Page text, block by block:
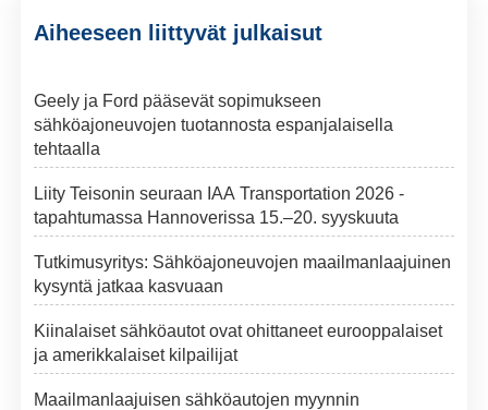
Aiheeseen liittyvät julkaisut
Geely ja Ford pääsevät sopimukseen
sähköajoneuvojen tuotannosta espanjalaisella
tehtaalla
Liity Teisonin seuraan IAA Transportation 2026 -
tapahtumassa Hannoverissa 15.–20. syyskuuta
Tutkimusyritys: Sähköajoneuvojen maailmanlaajuinen
kysyntä jatkaa kasvuaan
Kiinalaiset sähköautot ovat ohittaneet eurooppalaiset
ja amerikkalaiset kilpailijat
Maailmanlaajuisen sähköautojen myynnin